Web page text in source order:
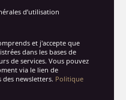
d’utilisation
et j'accepte que
dans les bases de
de services. Vous pouvez
via le lien de
newsletters. Politique